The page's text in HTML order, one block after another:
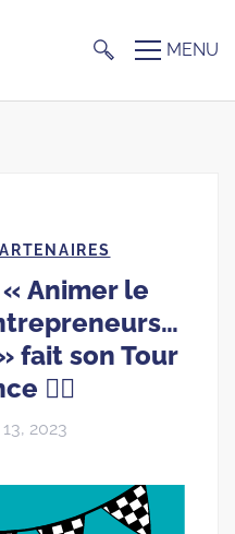
Animer le
fait son Tour
🚴‍♀️
2023